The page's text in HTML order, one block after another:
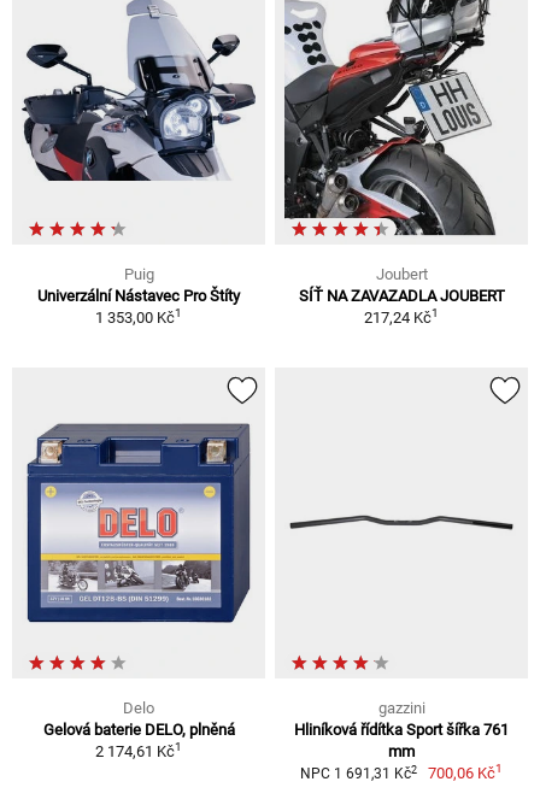
Puig
Univerzální Nástavec Pro Štíty
1 353,00 Kč1
Joubert
SÍŤ NA ZAVAZADLA JOUBERT
217,24 Kč1
Delo
Gelová baterie DELO, plněná
2 174,61 Kč1
gazzini
Hliníková řídítka Sport šířka 761
mm
NPC 1 691,31 Kč2 700,06 Kč1